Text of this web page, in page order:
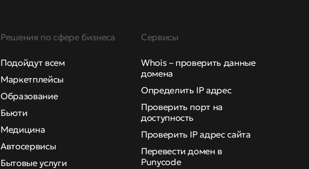
Решения по сфере бизнеса
Подойдут всем
Маркетплейсы
Образование
Бьюти
Медицина
Автосервисы
Бытовые услуги
Сервисы
Whois – проверить данные
домена
Определить IP адрес
Проверить порт на
доступность
Проверить IP адрес сайта
Перевести домен в
Punycode